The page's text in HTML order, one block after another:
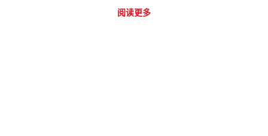
阅读更多